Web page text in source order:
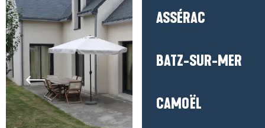
ASSÉRAC
BATZ-SUR-MER
CAMOËL